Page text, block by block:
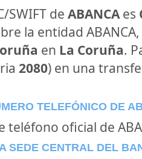
SWIFT de ABANCAes
la entidad
en La Coruña.
2080) en una
TELEFÓNICO DE
oficial de
SEDE CENTRAL DEL